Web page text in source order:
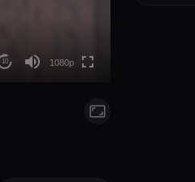
10 1080p